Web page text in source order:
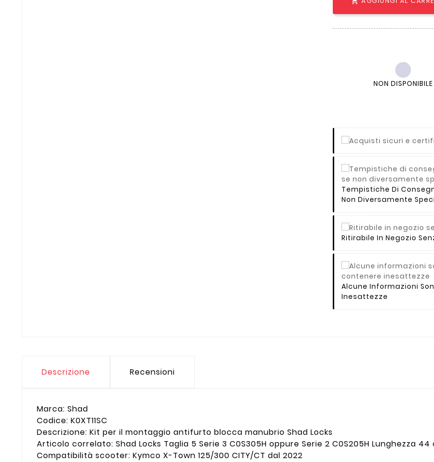
NON DISPONIBILE
Tempistiche Di
Non Diversamente
Ritirabile In Negozio
Alcune Informazioni
Inesattezze
Descrizione Recensioni
Marca: Shad
Codice: K0XT11SC
Descrizione: Kit per il montaggio antifurto blocca manubrio Shad Locks
Articolo correlato: Shad Locks Taglia 5 Serie 3 C0S305H oppure Serie 2 C0S205H Lunghezza 44
Compatibilità scooter: Kymco X-Town 125/300 CITY/CT dal 2022